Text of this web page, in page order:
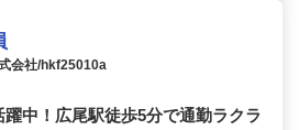
会社/hkf25010a
中！広尾駅徒歩5分で通勤ラクラ